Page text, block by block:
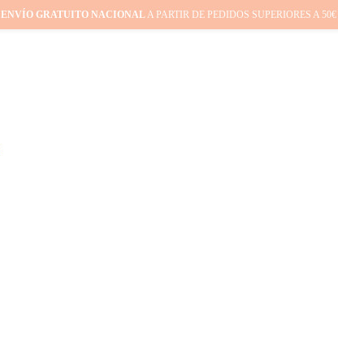
ENVÍO GRATUITO NACIONALA PARTIR DE PEDIDOS SUPERIORES A 50€ |